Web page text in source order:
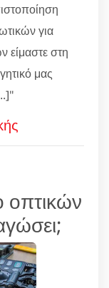
για
είμαστε στη
μας
οπτικών